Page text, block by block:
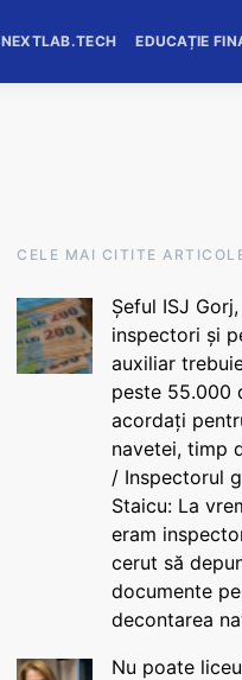
NEXTLAB.TECH EDUCAȚIE
CELE MAI CITITE
Șeful ISJ
inspectori și
auxiliar
peste 55.000
acordați
navetei, timp
/ Inspectorul
Staicu: La
eram
cerut să
documente
decontarea
Nu poate